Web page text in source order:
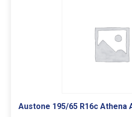
Austone 195/65 R16c Athena